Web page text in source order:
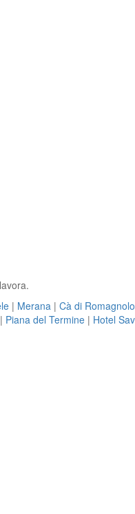
| Merana | Cà di Romagnolo
| Piana del Termine | Hotel